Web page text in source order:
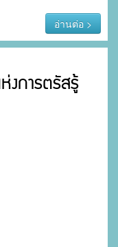
อ่านต่อ >
การตรัสรู้